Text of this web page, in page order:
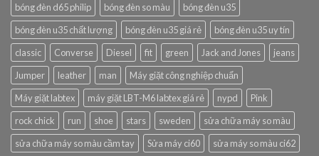
bóng đèn d65 philip
bóng đèn so màu
bóng đèn u35
bóng đèn u35 chất lượng
bóng đèn u35 giá rẻ
bóng đèn u35 uy tín
classic
Converse Diesel fit green Jack and Jones
jeans
Jumper
leather man
Máy giặt công nghiệp chuẩn
Máy giặt labtex
máy giặt LBT-M6 labtex giá rẻ nypd
Pink
rock chick
run shoe stars sweden
sửa chữa máy so màu
sửa chữa máy so màu cầm tay
Sửa máy ci60 sửa máy so màu ci62